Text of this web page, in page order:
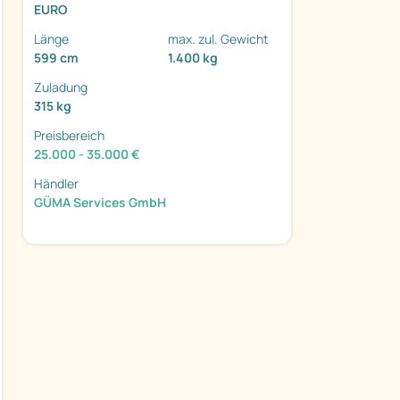
EURO
Länge
599 cm
max. zul. Gewicht
1.400 kg
Zuladung
315 kg
Preisbereich
25.000 - 35.000 €
Händler
GÜMA Services GmbH